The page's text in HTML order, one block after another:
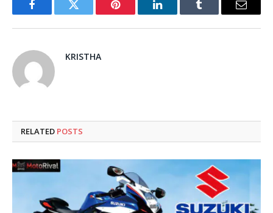
FacebookTwitter Pinterest LinkedInTumblr Email
KRISTHA
RELATED POSTS